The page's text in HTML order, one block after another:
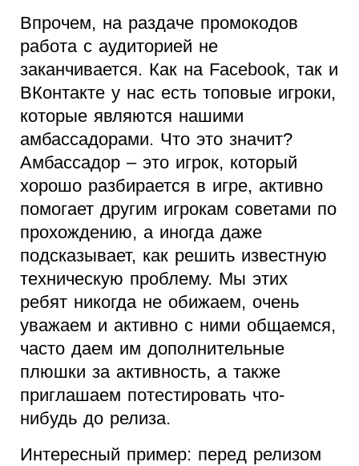
Впрочем, на раздаче промокодов
работа с аудиторией не
заканчивается. Как на Facebook, так и
ВКонтакте у нас есть топовые игроки,
которые являются нашими
амбассадорами. Что это значит?
Амбассадор – это игрок, который
хорошо разбирается в игре, активно
помогает другим игрокам советами по
прохождению, а иногда даже
подсказывает, как решить известную
техническую проблему. Мы этих
ребят никогда не обижаем, очень
уважаем и активно с ними общаемся,
часто даем им дополнительные
плюшки за активность, а также
приглашаем потестировать что-
нибудь до релиза.
Интересный пример: перед релизом